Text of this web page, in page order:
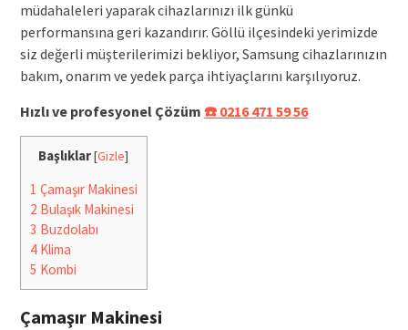
müdahaleleri yaparak cihazlarınızı ilk günkü
performansına geri kazandırır. Göllü ilçesindeki yerimizde
siz değerli müşterilerimizi bekliyor, Samsung cihazlarınızın
bakım, onarım ve yedek parça ihtiyaçlarını karşılıyoruz.
Hızlı ve profesyonel Çözüm ☎️ 0216 471 59 56
Başlıklar[Gizle]
1 Çamaşır Makinesi
2 Bulaşık Makinesi
3 Buzdolabı
4Klima
5 Kombi
Çamaşır Makinesi